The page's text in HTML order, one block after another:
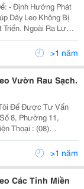
- Định Hướng Phát
Dây Leo Không Bị
Ra Lưới
Cho Khu Ban Công,
Rà
>1 năm
Vườn Rau Sạch.
Để Được Tư Vấn
Thoại : (08)
Nhánh Hn : Tầng
- Mễ Trì &Ndash>1 năm
Các Tỉnh Miền